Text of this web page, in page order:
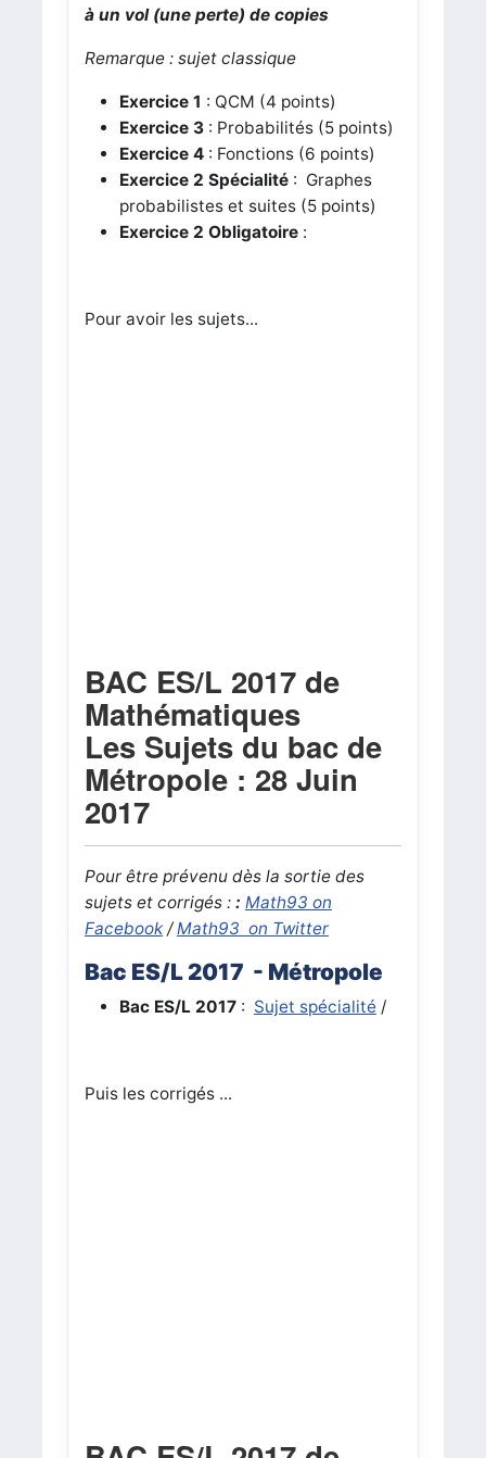
à un vol (une perte) de copies
Remarque : sujet classique
Exercice 1 : QCM (4 points)
Exercice 3: Probabilités (5 points)
Exercice 4: Fonctions (6 points)
Exercice 2 Spécialité: Graphes
probabilistes et suites (5 points)
Exercice 2 Obligatoire :
Pour avoir les sujets...
BAC ES/L 2017 de
Mathématiques
Les Sujets du bac de
Métropole : 28 Juin
2017
Pour être prévenu dès la sortie des
sujets et corrigés : : Math93 on
Facebook/Math93 on Twitter
Bac ES/L 2017 - Métropole
Bac ES/L 2017: Sujet spécialité /
Puis les corrigés ...